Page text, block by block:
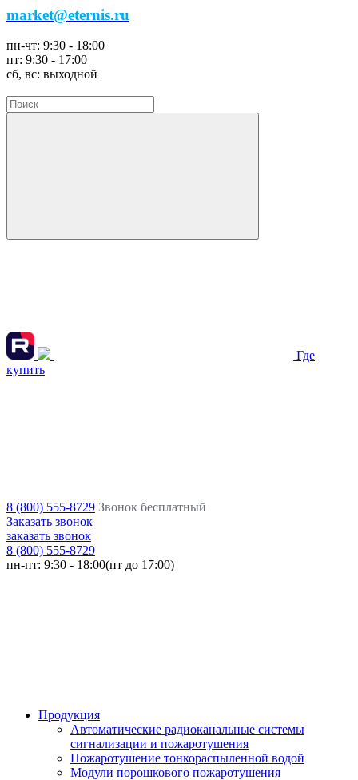
market@eternis.ru
пн-чт: 9:30 - 18:00
пт: 9:30 - 17:00
сб, вс: выходной
Где
купить
8 (800) 555-8729 Звонок бесплатный
Заказать звонок
заказать звонок
8 (800) 555-8729
пн-пт: 9:30 - 18:00(пт до 17:00)
Продукция
Автоматические радиоканальные системы
сигнализации и пожаротушения
Пожаротушение тонкораспыленной водой
Модули порошкового пожаротушения